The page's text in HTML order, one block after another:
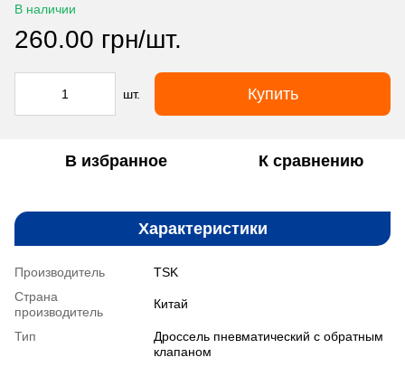
В наличии
260.00 грн/шт.
шт. Купить
В избранное К сравнению
Характеристики
Производитель
TSK
Страна
производитель
Китай
Тип
Дроссель пневматический с обратным
клапаном